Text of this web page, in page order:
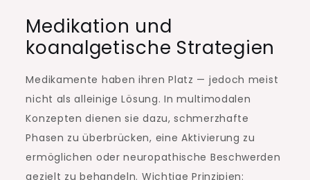
Medikation und
koanalgetische Strategien
Medikamente haben ihren Platz — jedoch meist
nicht als alleinige Lösung. In multimodalen
Konzepten dienen sie dazu, schmerzhafte
Phasen zu überbrücken, eine Aktivierung zu
ermöglichen oder neuropathische Beschwerden
gezielt zu behandeln. Wichtige Prinzipien: